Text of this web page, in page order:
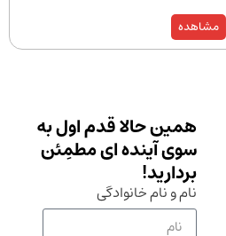
حالا قدم اول به
ای مطمِئن
خانوادگی